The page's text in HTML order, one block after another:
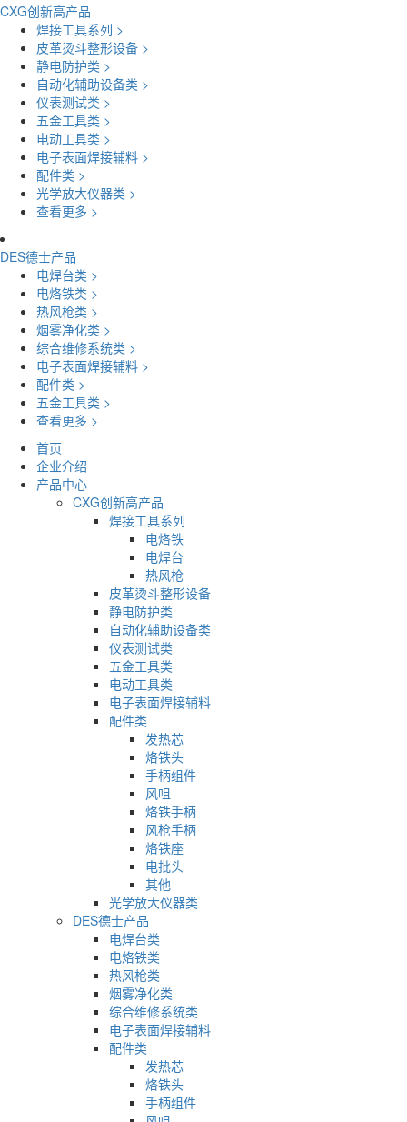
CXG创新高产品
焊接工具系列 >
皮革烫斗整形设备 >
静电防护类 >
自动化辅助设备类 >
仪表测试类 >
五金工具类 >
电动工具类 >
电子表面焊接辅料 >
配件类 >
光学放大仪器类 >
查看更多 >
DES德士产品
电焊台类 >
电烙铁类 >
热风枪类 >
烟雾净化类 >
综合维修系统类 >
电子表面焊接辅料 >
配件类 >
五金工具类 >
查看更多 >
首页
企业介绍
产品中心
CXG创新高产品
焊接工具系列
电烙铁
电焊台
热风枪
皮革烫斗整形设备
静电防护类
自动化辅助设备类
仪表测试类
五金工具类
电动工具类
电子表面焊接辅料
配件类
发热芯
烙铁头
手柄组件
风咀
烙铁手柄
风枪手柄
烙铁座
电批头
其他
光学放大仪器类
DES德士产品
电焊台类
电烙铁类
热风枪类
烟雾净化类
综合维修系统类
电子表面焊接辅料
配件类
发热芯
烙铁头
手柄组件